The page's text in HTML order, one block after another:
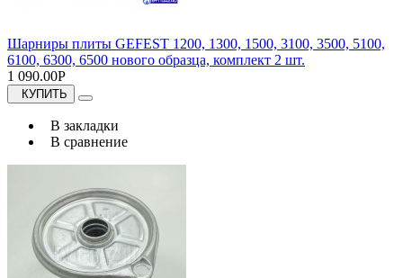
Шарниры плиты GEFEST 1200, 1300, 1500, 3100, 3500, 5100,
6100, 6300, 6500 нового образца, комплект 2 шт.
1 090.00Р
КУПИТЬ
В закладки
В сравнение